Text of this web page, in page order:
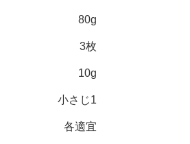
80g
3枚
10g
小さじ1
各適宜